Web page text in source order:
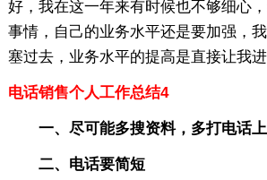
好，我在这一年来有时候也不够细心
事情，自己的业务水平还是要加强，
塞过去，业务水平的提高是直接让我进
电话销售个人工作总结4
一、尽可能多搜资料，多打电话上
二、电话要简短